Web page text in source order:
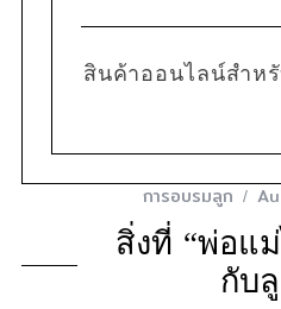
สินค้าออนไลน์สำห
การอบรมลูก
สิ่งที่ “พ่อแ
กับ